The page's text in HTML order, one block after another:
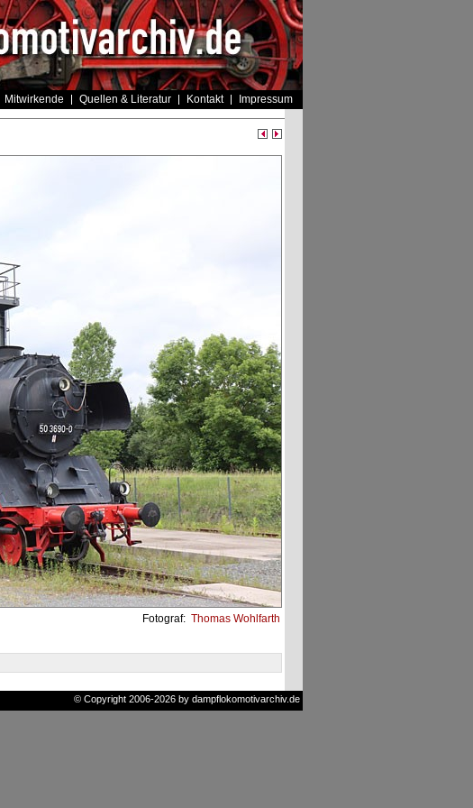
Mitwirkende Quellen & Literatur Kontakt Impressum
Fotograf: Thomas Wohlfarth
© Copyright 2006-2026 by dampflokomotivarchiv.de